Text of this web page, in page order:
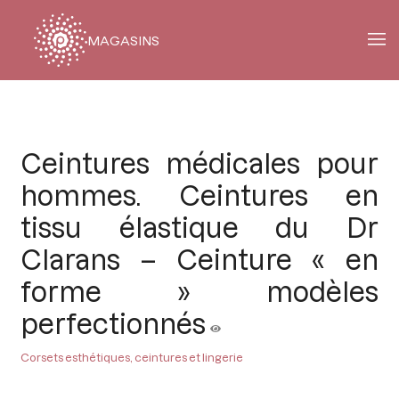
MAGASINS
Ceintures médicales pour
hommes. Ceintures en
tissu élastique du Dr
Clarans – Ceinture « en
forme » modèles
perfectionnés
Corsets esthétiques, ceintures et lingerie